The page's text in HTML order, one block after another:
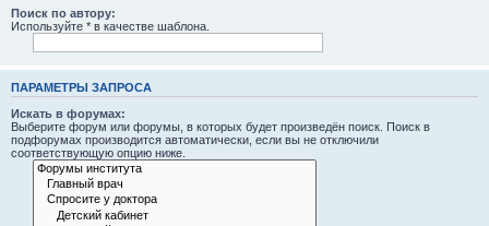
Поиск по автору:
Используйте * в качестве шаблона.
ПАРАМЕТРЫ ЗАПРОСА
Искать в форумах:
Выберите форум или форумы, в которых будет произведён поиск. Поиск в
подфорумах производится автоматически, если вы не отключили
соответствующую опцию ниже.